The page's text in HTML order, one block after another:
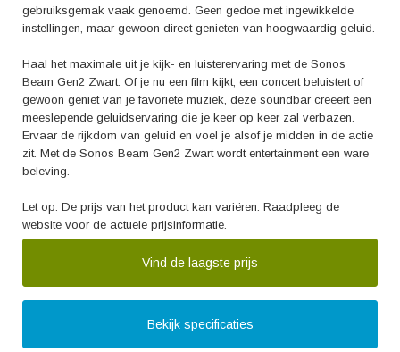
gebruiksgemak vaak genoemd. Geen gedoe met ingewikkelde
instellingen, maar gewoon direct genieten van hoogwaardig geluid.
Haal het maximale uit je kijk- en luisterervaring met de Sonos
Beam Gen2 Zwart. Of je nu een film kijkt, een concert beluistert of
gewoon geniet van je favoriete muziek, deze soundbar creëert een
meeslepende geluidservaring die je keer op keer zal verbazen.
Ervaar de rijkdom van geluid en voel je alsof je midden in de actie
zit. Met de Sonos Beam Gen2 Zwart wordt entertainment een ware
beleving.
Let op: De prijs van het product kan variëren. Raadpleeg de
website voor de actuele prijsinformatie.
Vind de laagste prijs
Bekijk specificaties